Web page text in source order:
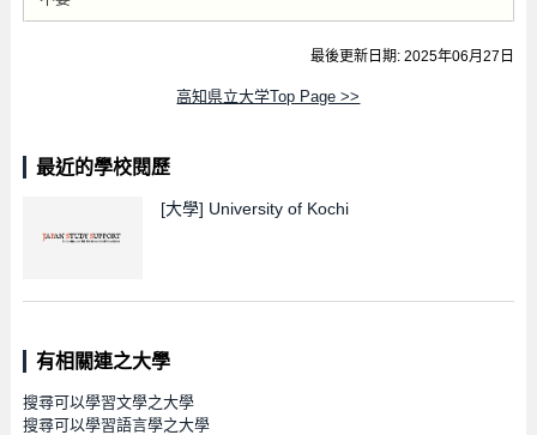
最後更新日期: 2025年06月27日
高知県立大学Top Page >>
最近的學校閱歷
[大學] University of Kochi
有相關連之大學
搜尋可以學習文學之大學
搜尋可以學習語言學之大學